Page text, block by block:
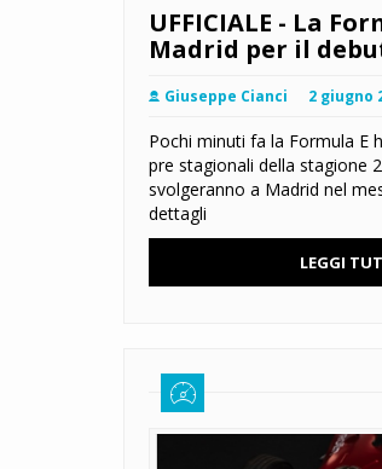
UFFICIALE - La
Madrid per il
Giuseppe Cianci 2 giugno
Pochi minuti fa la Formula E
pre stagionali della stagione
svolgeranno a Madrid nel
dettagli
LEGGI